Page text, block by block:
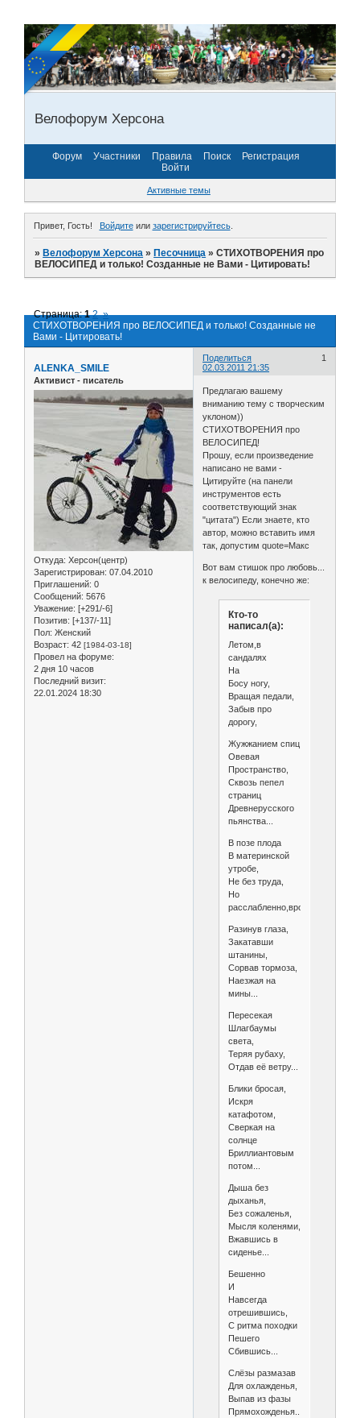
Велофорум Херсона
Форум Участники Правила Поиск
Регистрация
Войти
Активные темы
Привет, Гость! Войдитеили зарегистрируйтесь.
»Велофорум Херсона »Песочница »СТИХОТВОРЕНИЯ про
ВЕЛОСИПЕД и только! Созданные не Вами - Цитировать!
СТИХОТВОРЕНИЯ про ВЕЛОСИПЕД и только! Созданные не
Вами - Цитировать!
Страница:1 2 »
Поделиться
1
02.03.2011 21:35
ALENKA_SMILE
Активист - писатель
Откуда: Херсон(центр)
Зарегистрирован: 07.04.2010
Приглашений: 0
Сообщений: 5676
Уважение: [+291/-6]
Позитив: [+137/-11]
Пол: Женский
Возраст: 42 [1984-03-18]
Провел на форуме:
2 дня 10 часов
Последний визит:
22.01.2024 18:30
Предлагаю вашему
вниманию тему с творческим
уклоном))
СТИХОТВОРЕНИЯ про
ВЕЛОСИПЕД!
Прошу, если произведение
написано не вами -
Цитируйте (на панели
инструментов есть
соответствующий знак
"цитата") Если знаете, кто
автор, можно вставить имя
так, допустим quote=Макс
Вот вам стишок про любовь...
к велосипеду, конечно же:
Кто-то
написал(а):
Летом,в
сандалях
На
Босу ногу,
Вращая педали,
Забыв про
дорогу,
Жужжанием спиц
Овевая
Пространство,
Сквозь пепел
страниц
Древнерусского
пьянства...
В позе плода
В материнской
утробе,
Не без труда,
Но
расслабленно,вроде...
Разинув глаза,
Закатавши
штанины,
Сорвав тормоза,
Наезжая на
мины...
Пересекая
Шлагбаумы
света,
Теряя рубаху,
Отдав её ветру...
Блики бросая,
Искря
катафотом,
Сверкая на
солнце
Бриллиантовым
потом...
Дыша без
дыханья,
Без сожаленья,
Мысля коленями,
Вжавшись в
сиденье...
Бешенно
И
Навсегда
отрешившись,
С ритма походки
Пешего
Сбившись...
Слёзы размазав
Для охлажденья,
Выпав из фазы
Прямохожденья...